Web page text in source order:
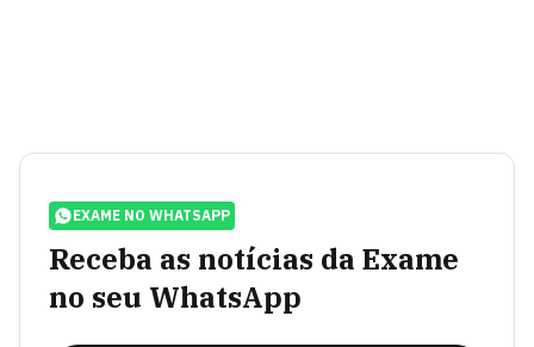
EXAME NO WHATSAPP
Receba as notícias da Exame
no seu WhatsApp